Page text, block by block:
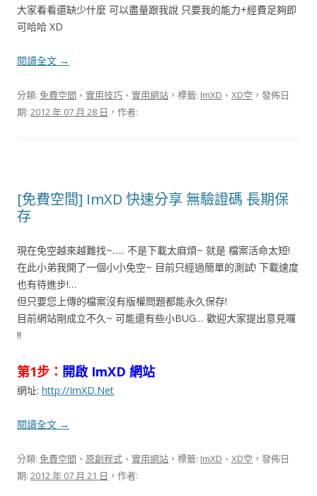
大家看看還缺少什麼 可以盡量跟我說 只要我的能力+經費足夠即
可哈哈 XD
閱讀全文 →
分類: 免費空間 、 實用技巧 、 實用網站 ，標籤: ImXD 、 XD空 ，發佈日
期: 2012 年 07 月 28 日 ，作者:
[免費空間] ImXD 快速分享 無驗證碼 長期保
存
現在免空越來越難找~….. 不是下載太麻煩~ 就是 檔案活命太短!
在此小弟我開了一個小小免空~ 目前只經過簡單的測試! 下載速度
也有待進步!…
但只要您上傳的檔案沒有版權問題都能永久保存!
目前網站剛成立不久~ 可能還有些小BUG… 歡迎大家提出意見囉
!!
第1步： 開啟 ImXD 網站
網址: http://ImXD.Net
閱讀全文 →
分類: 免費空間 、 原創程式 、 實用網站 ，標籤: ImXD 、 XD空 ，發佈日
期: 2012 年 07 月 21 日 ，作者: